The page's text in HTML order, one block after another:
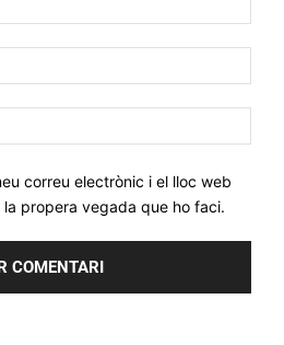
web:
correu electrònic i el lloc web
propera vegada que ho faci.